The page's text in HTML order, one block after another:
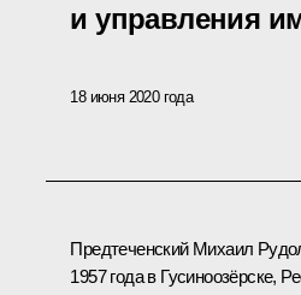
и управления
18 июня 2020 года
Предтеченский Михаил
1957 года в Гусиноозёрске,